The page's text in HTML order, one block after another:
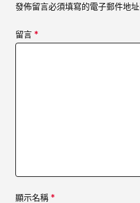
發佈留言必須填寫的電子郵件地址
留言 *
顯示名稱 *